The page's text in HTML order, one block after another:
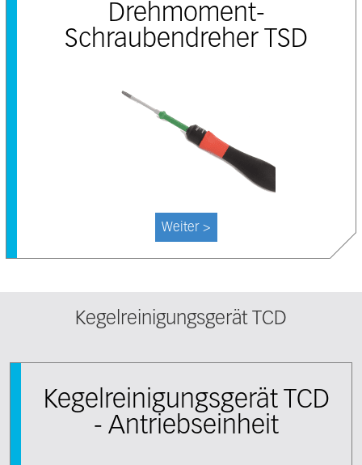
Drehmoment-
Schraubendreher TSD
Weiter >
Kegelreinigungsgerät TCD
Kegelreinigungsgerät TCD
- Antriebseinheit